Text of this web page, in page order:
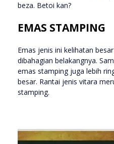
beza. Betoi kan?
EMAS STAMPING
Emas jenis ini kelihatan
dibahagian belakangnya.
emas stamping juga lebih
besar. Rantai jenis vitara
stamping.